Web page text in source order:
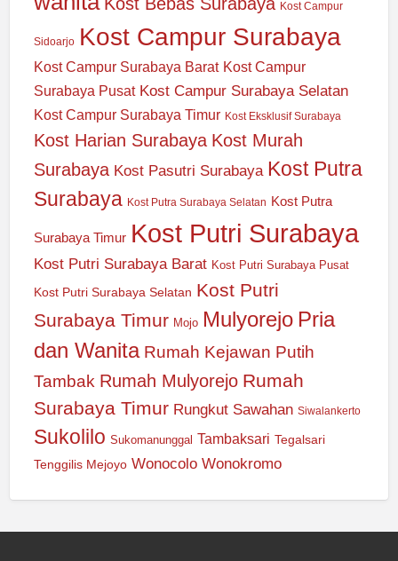
Kost Campur
Sidoarjo Kost Campur Surabaya
Kost Campur Surabaya Barat Kost Campur
Surabaya Pusat Kost Campur Surabaya Selatan
Kost Campur Surabaya Timur Kost Eksklusif Surabaya
Kost Harian Surabaya Kost Murah
Surabaya Kost Pasutri Surabaya Kost Putra
Surabaya Kost Putra Surabaya Selatan Kost Putra
Surabaya Timur Kost Putri Surabaya
Kost Putri Surabaya Barat Kost Putri Surabaya Pusat
Kost Putri Surabaya Selatan Kost Putri
Surabaya Timur Mojo Mulyorejo Pria
dan Wanita Rumah Kejawan Putih
Tambak Rumah Mulyorejo Rumah
Surabaya Timur Rungkut Sawahan Siwalankerto
Sukolilo Sukomanunggal Tambaksari Tegalsari
Tenggilis Mejoyo Wonocolo Wonokromo